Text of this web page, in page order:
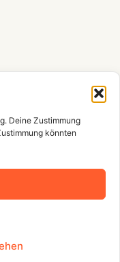
Deine Zustimmung
könnten